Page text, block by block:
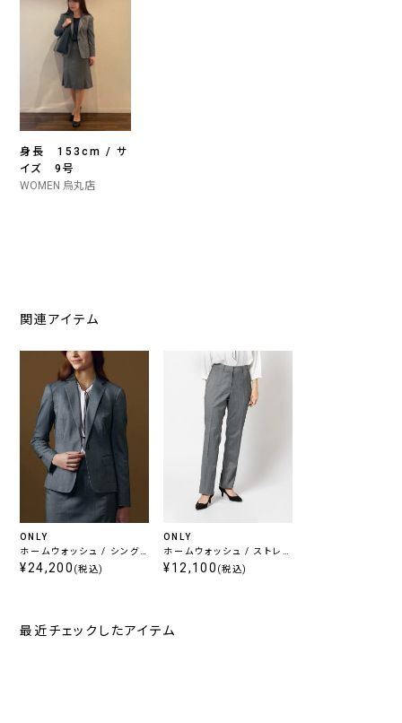
身長 153cm / サ
イズ 9号
WOMEN 烏丸店
関連アイテム
ONLY
ホームウォッシュ / シング
ルジャケット ライトグレー
¥24,200 (税込)
ONLY
ホームウォッシュ / ストレ
ートパンツ ライトグレー 無
¥12,100 (税込)
最近チェックしたアイテム